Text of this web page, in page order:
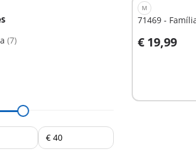
(7)
M
71469 -
€ 19,99